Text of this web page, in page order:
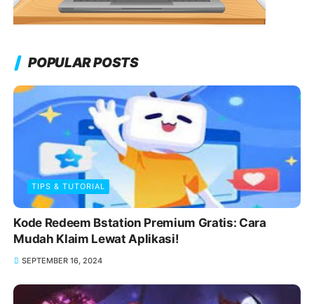
POPULAR POSTS
TIPS & TUTORIAL
Kode Redeem Bstation Premium Gratis: Cara
Mudah Klaim Lewat Aplikasi!
SEPTEMBER 16, 2024